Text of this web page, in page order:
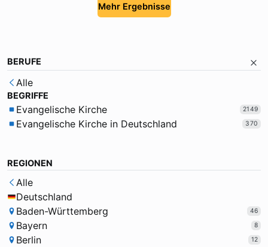
Mehr Ergebnisse
BERUFE
Alle
BEGRIFFE
Evangelische Kirche 2149
Evangelische Kirche in Deutschland 370
REGIONEN
Alle
Deutschland
Baden-Württemberg
46
Bayern 8
Berlin 12